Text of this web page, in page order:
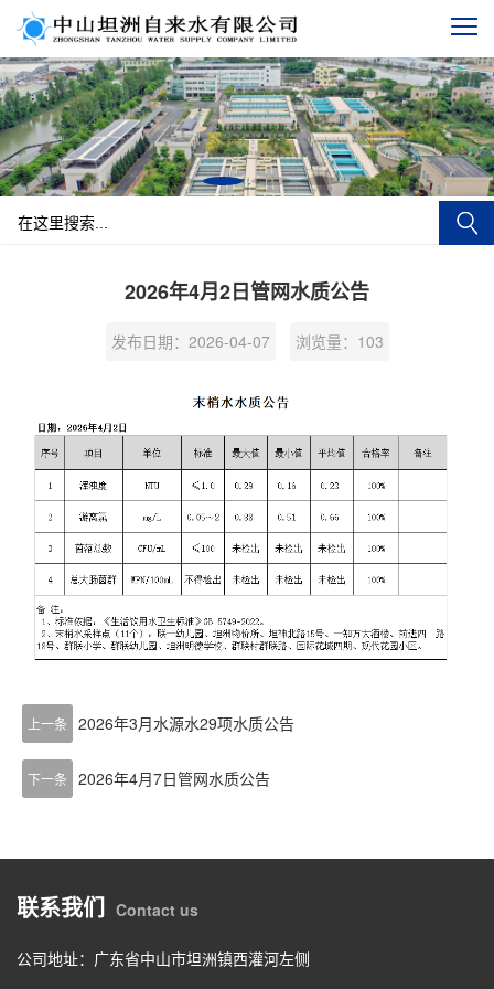
2026年4月2日管网水质公告
发布日期：2026-04-07 浏览量： 103
上一条 2026年3月水源水29项水质公告
下一条 2026年4月7日管网水质公告
联系我们 Contact us
公司地址：广东省中山市坦洲镇西灌河左侧